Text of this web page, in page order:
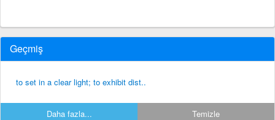
Geçmiş
to set in a clear light; to exhibit dist..
Daha fazla... Temizle